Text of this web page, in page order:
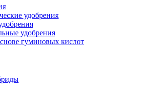
удобрения
удобрения
гуминовых кислот